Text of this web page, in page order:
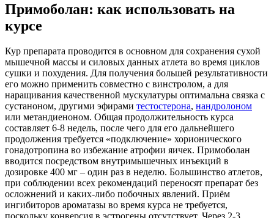
Примоболан: как использовать на
курсе
Кур препарата проводится в основном для сохранения сухой
мышечной массы и силовых данных атлета во время циклов
сушки и похудения. Для получения большей результативности
его можно применить совместно с винстролом, а для
наращивания качественной мускулатуры оптимальна связка с
сустаноном, другими эфирами тестостерона, нандролоном
или метандиеноном. Общая продолжительность курса
составляет 6-8 недель, после чего для его дальнейшего
продолжения требуется «подключение» хорионического
гонадотропина во избежание атрофии яичек. Примоболан
вводится посредством внутримышечных инъекций в
дозировке 400 мг – один раз в неделю. Большинство атлетов,
при соблюдении всех рекомендаций переносят препарат без
осложнений и каких-либо побочных явлений. Приём
ингибиторов ароматазы во время курса не требуется,